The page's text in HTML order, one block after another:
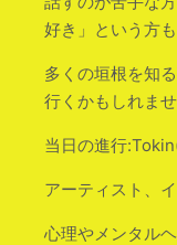
好き」という方
多くの垣根を知
行くかもしれませ
当日の進行
アーティスト、
心理やメンタル